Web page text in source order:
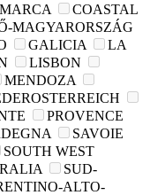
COASTAL
MAGYARORSZÁG
GALICIA
LA
LISBON
MENDOZA
PROVENCE
SAVOIE
SOUTH WEST
SUD-
ALTO-